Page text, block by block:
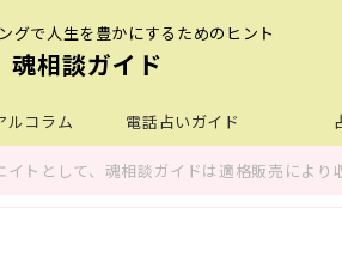
グで人生を豊かにするためのヒント
魂相談ガイド
ルコラム 電話占いガイド
トとして、魂相談ガイドは適格販売により